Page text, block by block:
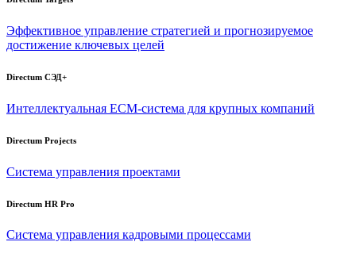
Эффективное управление стратегией и прогнозируемое
достижение ключевых целей
Directum СЭД+
Интеллектуальная ECM-система для крупных компаний
Directum Projects
Система управления проектами
Directum HR Pro
Система управления кадровыми процессами